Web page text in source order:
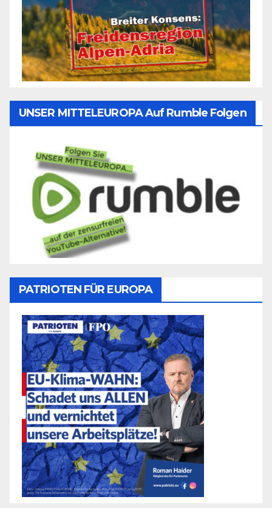
UNSER MITTELEUROPA Auf Rumble Folgen
PATRIOTEN FÜR EUROPA